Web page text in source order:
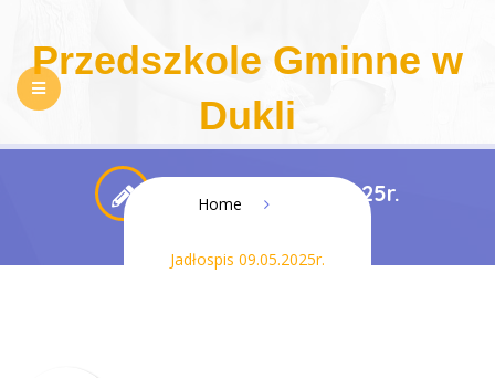
Przedszkole Gminne w
Dukli
NASZE PRZEDSZKOLE REKRUTACJA
Jadłospis 09.05.2025r.
Home
Jadłospis 09.05.2025r.